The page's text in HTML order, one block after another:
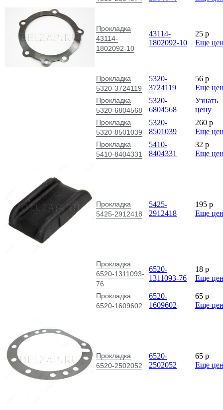
Прокладка
43114-
1802092-10
43114-
1802092-10
25 p
Еще
Прокладка
5320-3724119
5320-
3724119
56 p
Еще
Прокладка
5320-6804568
5320-
6804568
Узнать
цену
Прокладка
5320-8501039
5320-
8501039
260 p
Еще
Прокладка
5410-8404331
5410-
8404331
32 p
Еще
Прокладка
5425-2912418
5425-
2912418
195 p
Еще
Прокладка
6520-1311093-
76
6520-
1311093-76
18 p
Еще
Прокладка
6520-1609602
6520-
1609602
65 p
Еще
Прокладка
6520-2502052
6520-
2502052
65 p
Еще